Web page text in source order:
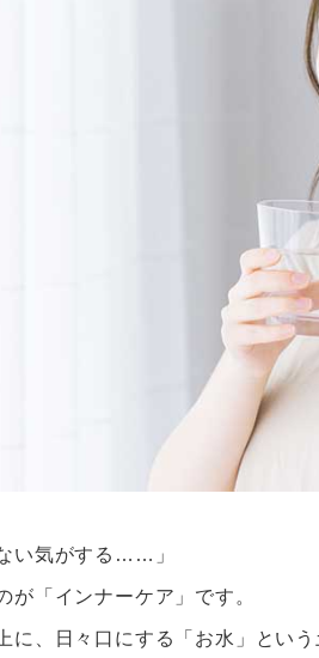
い気がする……」
「インナーケア」です。
に、日々口にする「お水」とい